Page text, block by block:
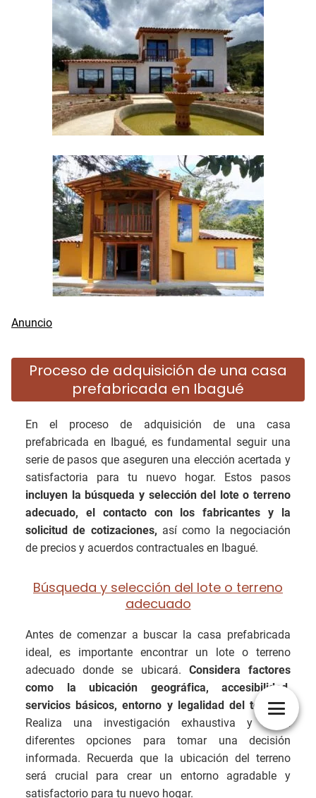
Proceso de adquisición de una casa
prefabricada en Ibagué
En el proceso de adquisición de una casa
prefabricada en Ibagué, es fundamental seguir una
serie de pasos que aseguren una elección acertada y
satisfactoria para tu nuevo hogar. Estos pasos
incluyen la búsqueda y selección del lote o terreno
adecuado, el contacto con los fabricantes y la
solicitud de cotizaciones, así como la negociación
de precios y acuerdos contractuales en Ibagué.
Búsqueda y selección del lote o terreno
adecuado
Antes de comenzar a buscar la casa prefabricada
ideal, es importante encontrar un lote o terreno
adecuado donde se ubicará. Considera factores
como la ubicación geográfica, accesibilidad,
servicios básicos, entorno y legalidad del terreno.
Realiza una investigación exhaustiva y visita
diferentes opciones para tomar una decisión
informada. Recuerda que la ubicación del terreno
será crucial para crear un entorno agradable y
satisfactorio para tu nuevo hogar.